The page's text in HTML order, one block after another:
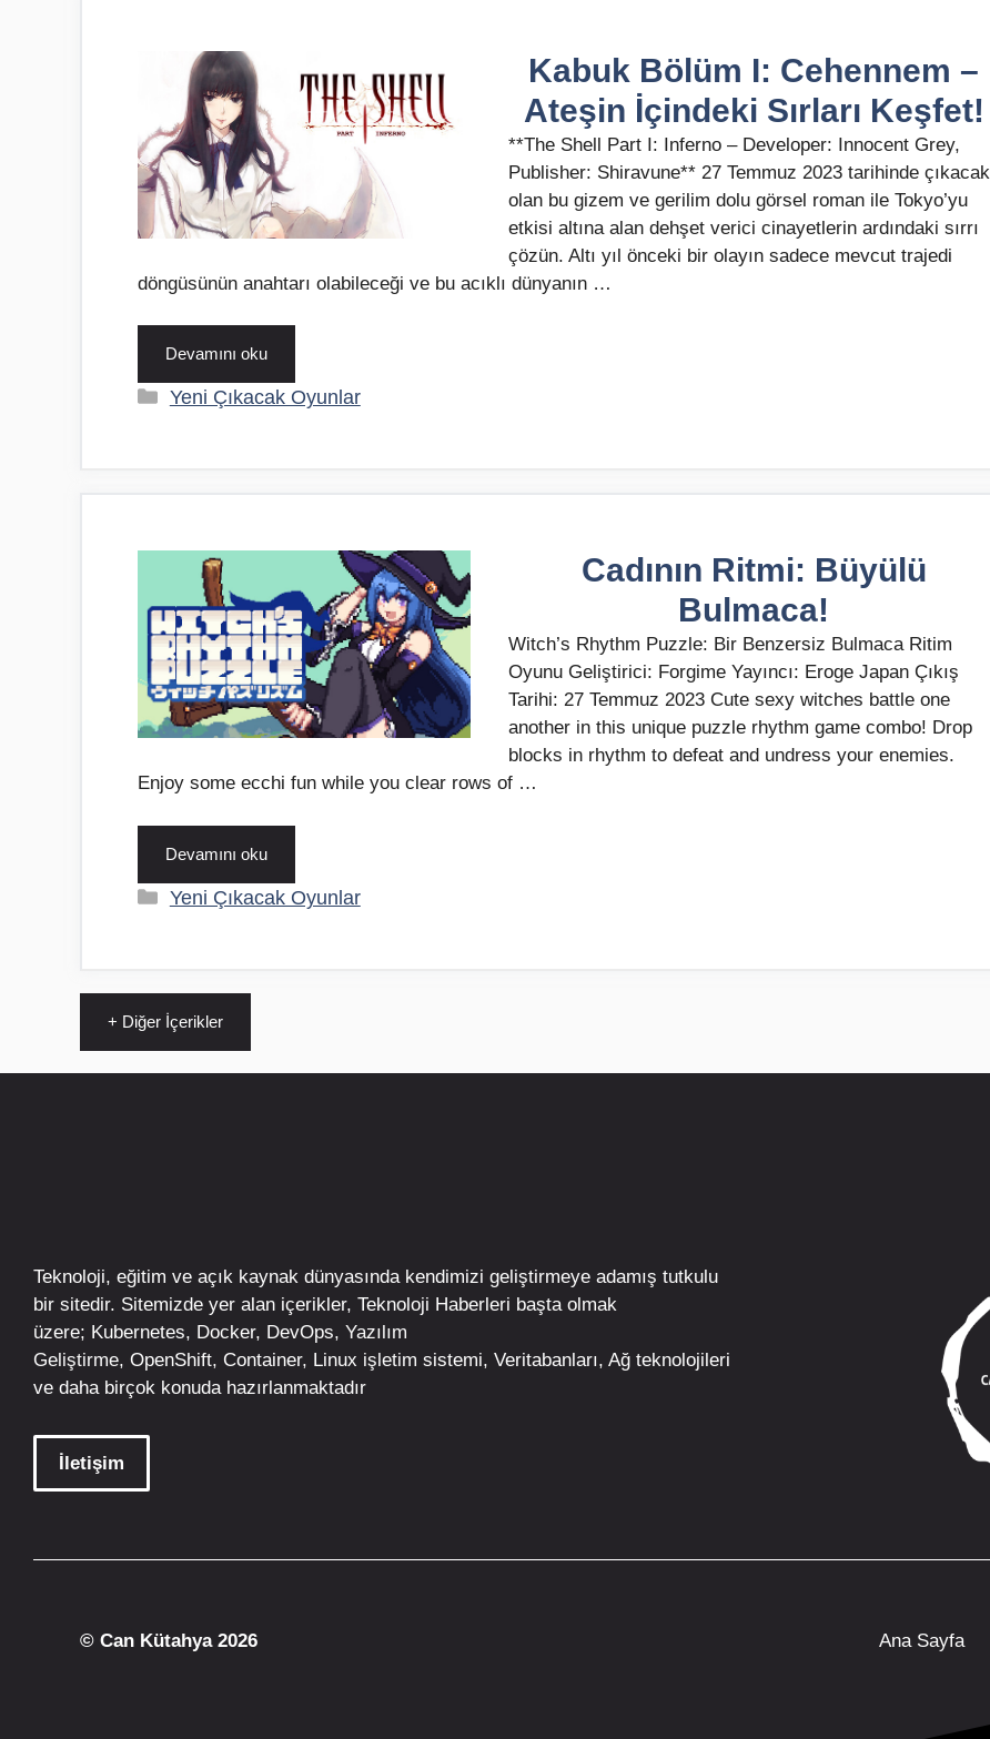
Kabuk Bölüm I: Cehennem –
Ateşin İçindeki Sırları Keşfet!
**The Shell Part I: Inferno – Developer: Innocent Grey,
Publisher: Shiravune** 27 Temmuz 2023 tarihinde çıkacak
olan bu gizem ve gerilim dolu görsel roman ile Tokyo’yu
etkisi altına alan dehşet verici cinayetlerin ardındaki sırrı
çözün. Altı yıl önceki bir olayın sadece mevcut trajedi
döngüsünün anahtarı olabileceği ve bu acıklı dünyanın …
Devamını oku
Kategoriler
Yeni Çıkacak Oyunlar
Cadının Ritmi: Büyülü
Bulmaca!
Witch’s Rhythm Puzzle: Bir Benzersiz Bulmaca Ritim
Oyunu Geliştirici: Forgime Yayıncı: Eroge Japan Çıkış
Tarihi: 27 Temmuz 2023 Cute sexy witches battle one
another in this unique puzzle rhythm game combo! Drop
blocks in rhythm to defeat and undress your enemies.
Enjoy some ecchi fun while you clear rows of …
Devamını oku
Kategoriler
Yeni Çıkacak Oyunlar
+ Diğer İçerikler
Teknoloji, eğitim ve açık kaynak dünyasında kendimizi geliştirmeye adamış tutkulu
bir sitedir. Sitemizde yer alan içerikler, Teknoloji Haberleri başta olmak
üzere; Kubernetes, Docker, DevOps, Yazılım
Geliştirme, OpenShift, Container, Linux işletim sistemi, Veritabanları, Ağ teknolojileri
ve daha birçok konuda hazırlanmaktadır
İletişim
© Can Kütahya 2026 Ana Sayfa